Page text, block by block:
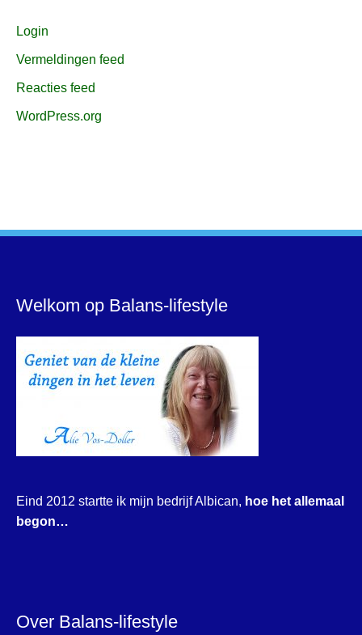
Login
Vermeldingen feed
Reacties feed
WordPress.org
Welkom op Balans-lifestyle
Eind 2012 startte ik mijn bedrijf Albican, hoe het allemaal
begon…
Over Balans-lifestyle